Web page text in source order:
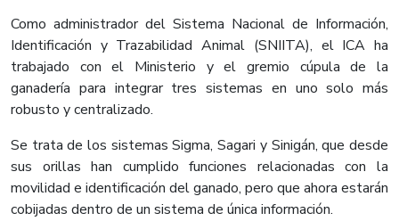
Como administrador del Sistema Nacional de Información,
Identificación y Trazabilidad Animal (SNIITA), el ICA ha
trabajado con el Ministerio y el gremio cúpula de la
ganadería para integrar tres sistemas en uno solo más
robusto y centralizado.
Se trata de los sistemas Sigma, Sagari y Sinigán, que desde
sus orillas han cumplido funciones relacionadas con la
movilidad e identificación del ganado, pero que ahora estarán
cobijadas dentro de un sistema de única información.